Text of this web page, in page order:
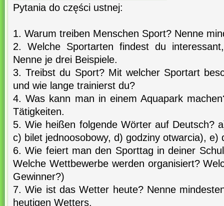
Pytania do części ustnej:
1. Warum treiben Menschen Sport? Nenne
2. Welche Sportarten findest du
Nenne je drei Beispiele.
3. Treibst du Sport? Mit welcher Sportart
und wie lange trainierst du?
4. Was kann man in einem Aquapark
Tätigkeiten.
5. Wie heißen folgende Wörter auf Deutsch?
c) bilet jednoosobowy, d) godziny otwarcia), e)
6. Wie feiert man den Sporttag in deiner
Welche Wettbewerbe werden organisiert?
Gewinner?)
7. Wie ist das Wetter heute? Nenne
heutigen Wetters.